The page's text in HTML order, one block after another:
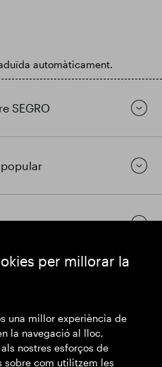
per millorar la
una millor experiència de
la navegació al lloc,
nostres esforços de
sobre com utilitzem les
automàticament.
SEGRO
en contacte
Londres W1S 2HR